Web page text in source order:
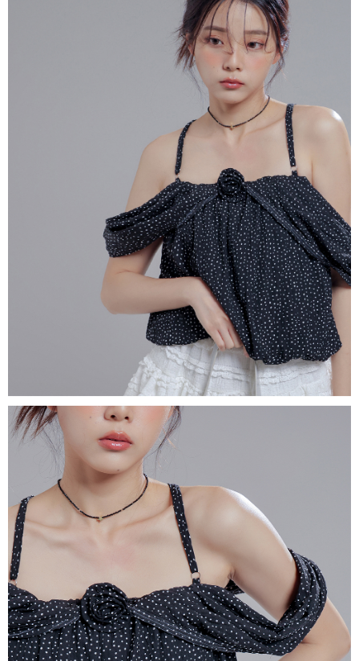
3. Jumlah kelulusan sebenar, bilangan ansuran dan jumlah bayaran
adalah berdasarkan halaman pengesahan transaksi seterusnya.
4. Dalam masa 30 minit selepas pesanan ditubuhkan, jika tidak pergi
untuk mengesahkan transaksi atau jika tidak lulus semakan, pesanan
akan dibatalkan secara automatik. Jika terdapat situasi "pindah untuk
semakan khusus" yang tidak lulus, ini menunjukkan bahawa sistem
penilaian tidak mencukupi, tiada penjelasan mengenai kandungan
【Penerangan Kaedah Pembayaran】
1. Pembayaran ansuran tidak digabungkan dalam bil telekomunikasi,
"Pembayaran Ansuran Gogo" akan menghantar SMS peringatan
pembayaran selepas tarikh penyelesaian bulanan.
2. Melalui pautan SMS untuk membuka bil, anda boleh memilih untuk
membayar melalui "Kod bar kedai serbaneka / Kedai rasmi Taiwan
Mobile / Pemindahan bank / Pembayaran J街口 / iPASS MONEY" dan
1. Perkhidmatan ini disediakan oleh "Taiwan Mobile Co., Ltd." untuk
membolehkan pengguna membeli produk atau perkhidmatan melalui
perkhidmatan ini semasa transaksi, dan kedai akan menyerahkan hak
tuntutan harga jual/beli ansuran kepada syarikat ini untuk membayar bil
menggunakan bil syarikat ini.
2. Berdasarkan tujuan kontrak persetujuan pembayaran menggunakan
"Pembayaran Ansuran Gogo", kedai akan memberikan maklumat peribadi
anda (termasuk nama, telefon atau alamat) kepada Taiwan Mobile untuk
pengumpulan, pemprosesan dan penggunaan, untuk pengesahan,
semakan dan pembetulan data yang diperlukan untuk bil ansuran oleh
Taiwan Mobile.
3. Sila baca syarat perkhidmatan pengguna secara lengkap melalui
pautan berikut: https://oppay.tw/userRule